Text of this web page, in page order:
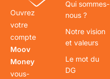
Ouvrez
votre
compte
Moov
Money
vous-
Qui sommes-
nous ?
Notre vision
et valeurs
Le mot du
DG